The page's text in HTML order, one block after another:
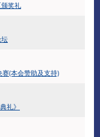
奖礼
赛(本会赞助及支持)
礼》